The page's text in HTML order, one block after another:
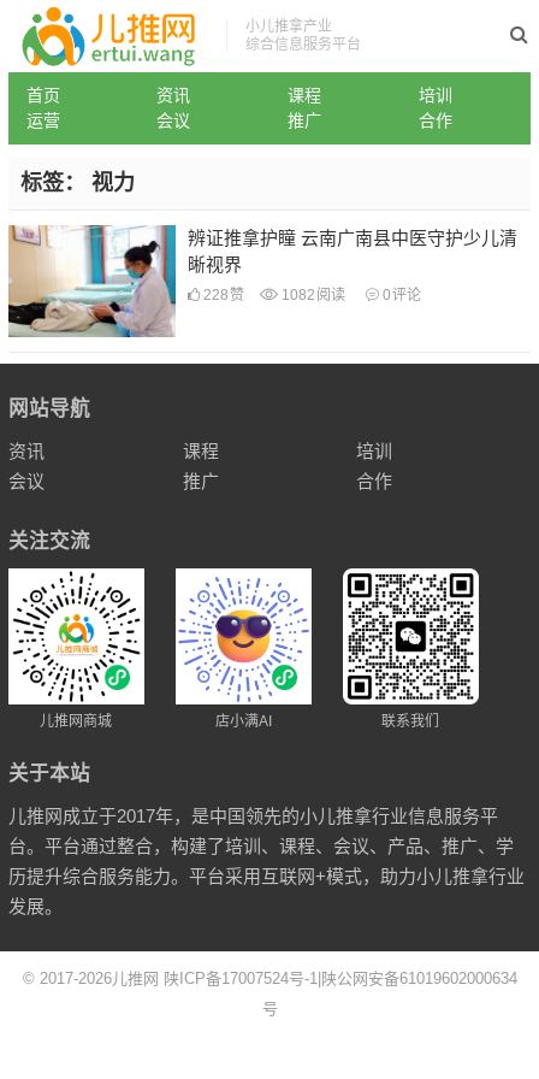
小儿推拿产业
综合信息服务平台
首页 资讯 课程
培训
运营
会议 推广 合作
标签： 视力
辨证推拿护瞳 云南广南县中医守护少儿清
晰视界
228 赞 1082 阅读 0评论
网站导航
资讯 课程
培训
会议
推广 合作
关注交流
儿推网商城 店小满AI 联系我们
关于本站
儿推网成立于2017年，是中国领先的小儿推拿行业信息服务平
台。平台通过整合，构建了培训、课程、会议、产品、推广、学
历提升综合服务能力。平台采用互联网+模式，助力小儿推拿行业
发展。
© 2017-2026儿推网 陕ICP备17007524号-1 |陕公网安备61019602000634
号